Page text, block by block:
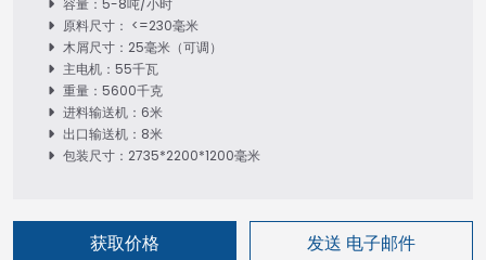
原料尺寸： <=230毫米
木屑尺寸：25毫米（可调）
主电机：55千瓦
重量：5600千克
进料输送机：6米
出口输送机：8米
包装尺寸：2735*2200*1200毫米
获取价格 发送 电子邮件